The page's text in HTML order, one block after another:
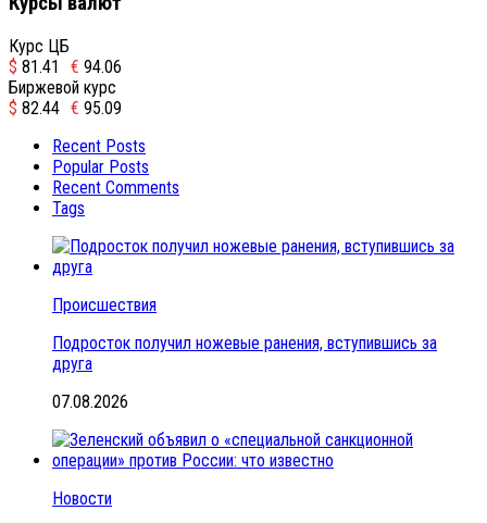
Курс ЦБ
$ 81.41 € 94.06
Биржевой курс
$ 82.44 € 95.09
Recent Posts
Popular Posts
Recent Comments
Tags
Происшествия
Подросток получил ножевые ранения, вступившись за
друга
07.08.2026
Новости